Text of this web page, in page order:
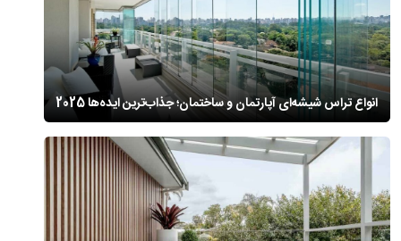
انواع تراس شیشه‌ای آپارتمان و ساختمان؛ جذاب‌ترین ایده‌ها 2025